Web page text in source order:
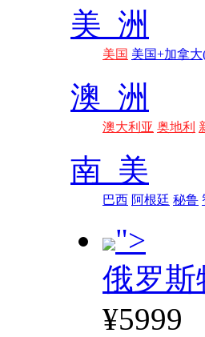
美 洲
美国 美国+加拿
澳 洲
澳大利亚 奥地利
南 美
巴西 阿根廷 秘鲁
">
俄罗斯
¥5999